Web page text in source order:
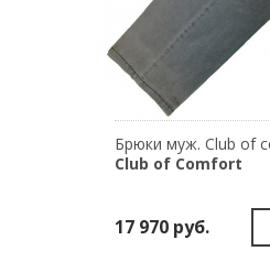
Club of Comfort
17 970 руб.